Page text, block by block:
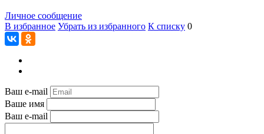
Личное сообщение
В избранное Убрать из избранного К списку 0
Ваш e-mail
Ваше имя
Ваш e-mail